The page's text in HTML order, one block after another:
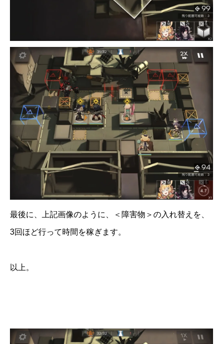
最後に、上記画像のように、＜障害物＞の入れ替えを、
3回ほど行って時間を稼ぎます。
以上。